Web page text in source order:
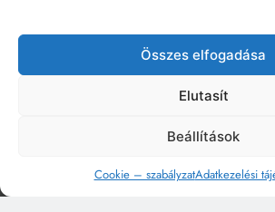
Összes elfogadása
Elutasít
Beállítások
Cookie – szabályzatAdatkezelési